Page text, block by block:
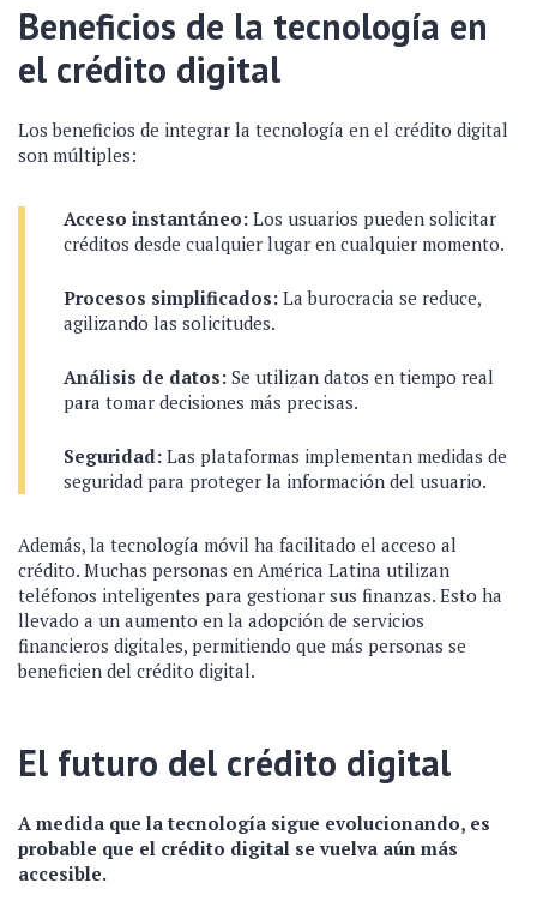
Beneficios de la tecnología en
el crédito digital
Los beneficios de integrar la tecnología en el crédito digital
son múltiples:
Acceso instantáneo: Los usuarios pueden solicitar
créditos desde cualquier lugar en cualquier momento.
Procesos simplificados: La burocracia se reduce,
agilizando las solicitudes.
Análisis de datos: Se utilizan datos en tiempo real
para tomar decisiones más precisas.
Seguridad: Las plataformas implementan medidas de
seguridad para proteger la información del usuario.
Además, la tecnología móvil ha facilitado el acceso al
crédito. Muchas personas en América Latina utilizan
teléfonos inteligentes para gestionar sus finanzas. Esto ha
llevado a un aumento en la adopción de servicios
financieros digitales, permitiendo que más personas se
beneficien del crédito digital.
El futuro del crédito digital
A medida que la tecnología sigue evolucionando, es
probable que el crédito digital se vuelva aún más
accesible.